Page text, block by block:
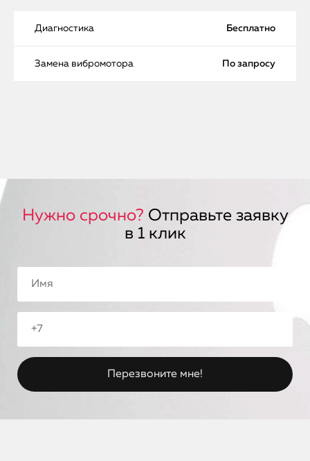
Диагностика Бесплатно
Замена вибромотора По запросу
Нужно срочно? Отправьте заявку
в 1 клик